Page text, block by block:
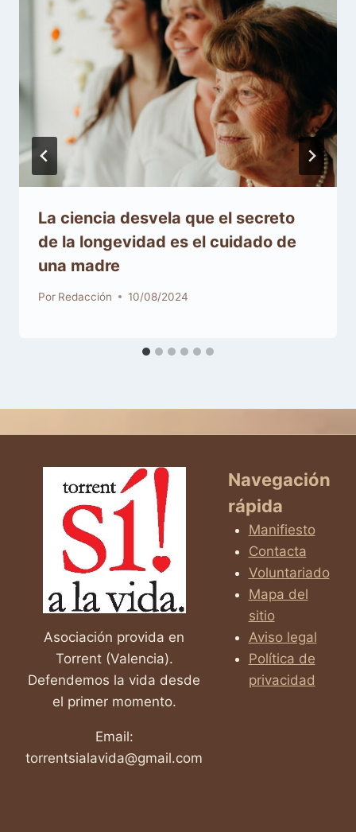
La ciencia desvela que el secreto
de la longevidad es el cuidado de
una madre
Por Redacción 10/08/2024
Asociación provida en
Torrent (Valencia).
Defendemos la vida desde
el primer momento.
Email:
torrentsialavida@gmail.com
Navegación
rápida
Manifiesto
Contacta
Voluntariado
Mapa del
sitio
Aviso legal
Política de
privacidad